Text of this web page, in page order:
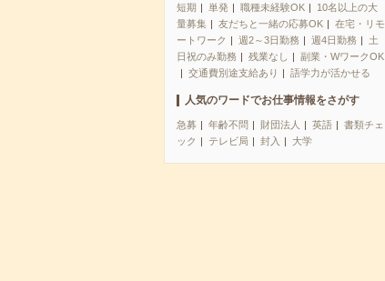
短期 単発 職種未経験OK
10名以上の大
量募集
友だちと一緒の応募OK
在宅・リモ
ートワーク
週2～3日勤務 週4日勤務
土
日祝のみ勤務
残業なし
副業・WワークOK
交通費別途支給あり
語学力が活かせる
人気のワードでお仕事情報をさがす
急募 年齢不問 財団法人 英語
書類チェ
ック
テレビ局 封入 大学